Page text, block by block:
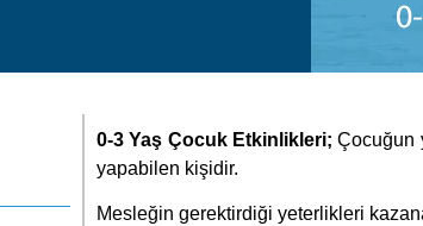
0-3 Yaş Çocuk Etkinlikleri;Çocuğun
yapabilen kişidir.
Mesleğin gerektirdiği yeterlikleri